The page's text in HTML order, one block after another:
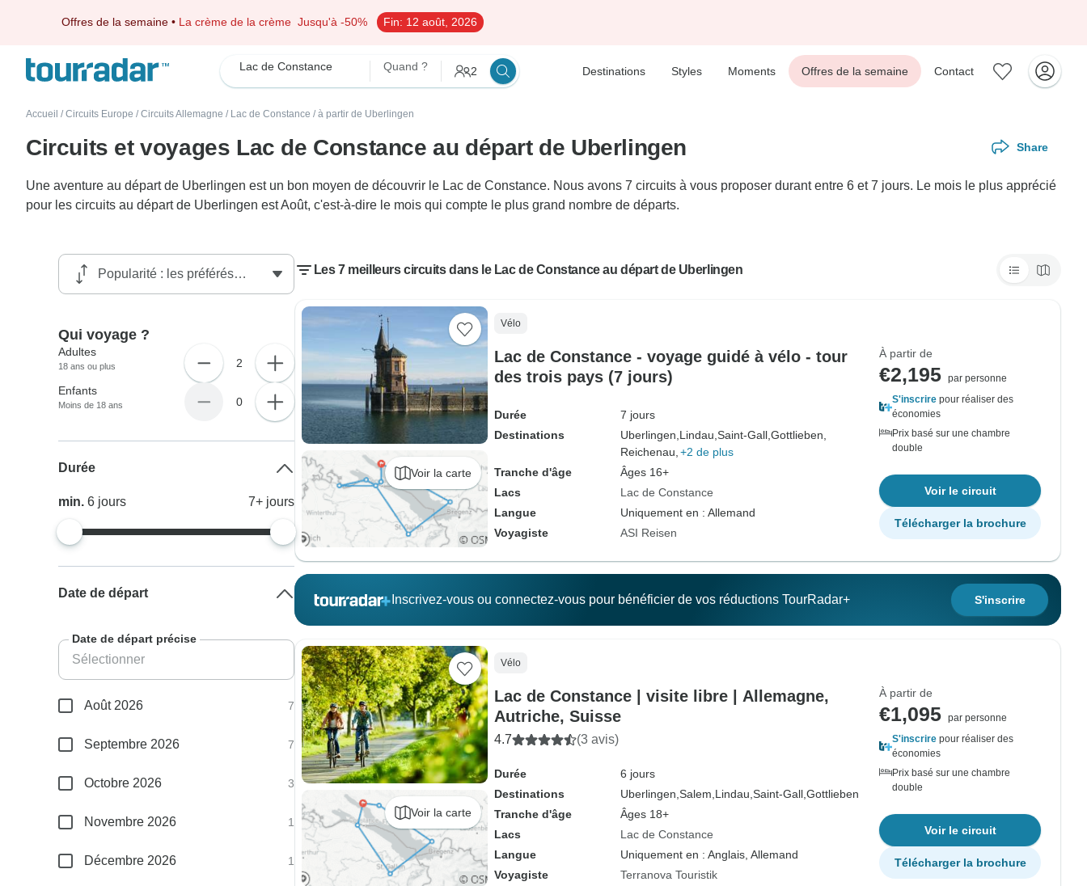
Offres de la semaine • La crème de la crème Jusqu'à -50% Fin: 12 août, 2026
Lac de Constance Quand ? 2 Destinations Styles Moments Offres de la semaine Contact
Accueil / Circuits Europe / Circuits Allemagne / Lac de Constance / à partir de Uberlingen
Circuits et voyages Lac de Constance au départ de Uberlingen Share
Une aventure au départ de Uberlingen est un bon moyen de découvrir le Lac de Constance. Nous avons 7 circuits à vous proposer durant entre 6 et 7 jours. Le mois le plus apprécié
pour les circuits au départ de Uberlingen est Août, c'est-à-dire le mois qui compte le plus grand nombre de départs.
Les 7 meilleurs circuits dans le Lac de Constance au départ de Uberlingen
Voir la carte
Vélo
Lac de Constance - voyage guidé à vélo - tour
des trois pays (7 jours)
Durée
7 jours
Destinations
Uberlingen, Lindau, Saint-Gall, Gottlieben,
Reichenau, +2 de plus
Tranche d'âge
Âges 16+
Lacs
Lac de Constance
Langue
Uniquement en : Allemand
Voyagiste
ASI Reisen
À partir de
€2,195 par personne
S'inscrire pour réaliser des
économies
Prix basé sur une chambre
double
Voir le circuit
Télécharger la brochure
Inscrivez-vous ou connectez-vous pour bénéficier de vos réductions TourRadar+ S'inscrire
Voir la carte
Vélo
Lac de Constance | visite libre | Allemagne,
Autriche, Suisse
4.7 (3 avis)
Durée
6 jours
Destinations
Uberlingen, Salem, Lindau, Saint-Gall, Gottlieben
Tranche d'âge
Âges 18+
Lacs
Lac de Constance
Langue
Uniquement en : Anglais, Allemand
Voyagiste
Terranova Touristik
À partir de
€1,095 par personne
S'inscrire pour réaliser des
économies
Prix basé sur une chambre
double
Voir le circuit
Télécharger la brochure
Qui voyage ?
Adultes
18 ans ou plus 2
Enfants
Moins de 18 ans 0
Durée
min.6 jours 7+ jours
Date de départ
Date de départ précise
Août 2026 7
Septembre 2026 7
Octobre 2026 3
Novembre 2026 1
Décembre 2026 1